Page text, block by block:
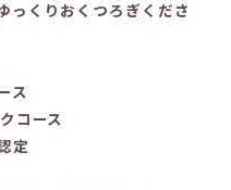
っくりおくつろぎくださ
ス
コース
定